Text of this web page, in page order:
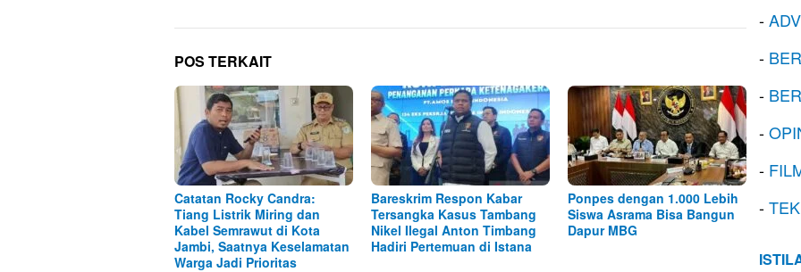
POS TERKAIT
Catatan Rocky Candra:
Tiang Listrik Miring dan
Kabel Semrawut di Kota
Jambi, Saatnya Keselamatan
Warga Jadi Prioritas
Bareskrim Respon Kabar
Tersangka Kasus Tambang
Nikel Ilegal Anton Timbang
Hadiri Pertemuan di Istana
Ponpes dengan 1.000 Lebih
Siswa Asrama Bisa Bangun
Dapur MBG
-
-
-
-
-
-